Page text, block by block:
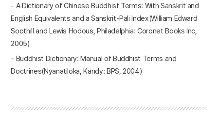
- A Dictionary of Chinese Buddhist Terms: With Sanskrit and
English Equivalents and a Sanskrit-Pali Index(William Edward
Soothill and Lewis Hodous, Philadelphia: Coronet Books Inc,
2005)
- Buddhist Dictionary: Manual of Buddhist Terms and
Doctrines(Nyanatiloka, Kandy: BPS, 2004)